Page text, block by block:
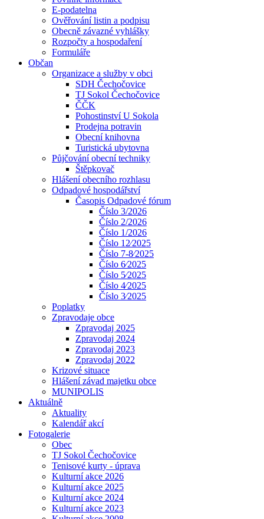
E-podatelna
Ověřování listin a podpisu
Obecně závazné vyhlášky
Rozpočty a hospodaření
Formuláře
Občan
Organizace a služby v obci
SDH Čechočovice
TJ Sokol Čechočovice
ČČK
Pohostinství U Sokola
Prodejna potravin
Obecní knihovna
Turistická ubytovna
Půjčování obecní techniky
Štěpkovač
Hlášení obecního rozhlasu
Odpadové hospodářství
Časopis Odpadové fórum
Číslo 3/2026
Číslo 2/2026
Číslo 1/2026
Číslo 12⁄2025
Číslo 7-8⁄2025
Číslo 6⁄2025
Číslo 5⁄2025
Číslo 4⁄2025
Číslo 3⁄2025
Poplatky
Zpravodaje obce
Zpravodaj 2025
Zpravodaj 2024
Zpravodaj 2023
Zpravodaj 2022
Krizové situace
Hlášení závad majetku obce
MUNIPOLIS
Aktuálně
Aktuality
Kalendář akcí
Fotogalerie
Obec
TJ Sokol Čechočovice
Tenisové kurty - úprava
Kulturní akce 2026
Kulturní akce 2025
Kulturní akce 2024
Kulturní akce 2023